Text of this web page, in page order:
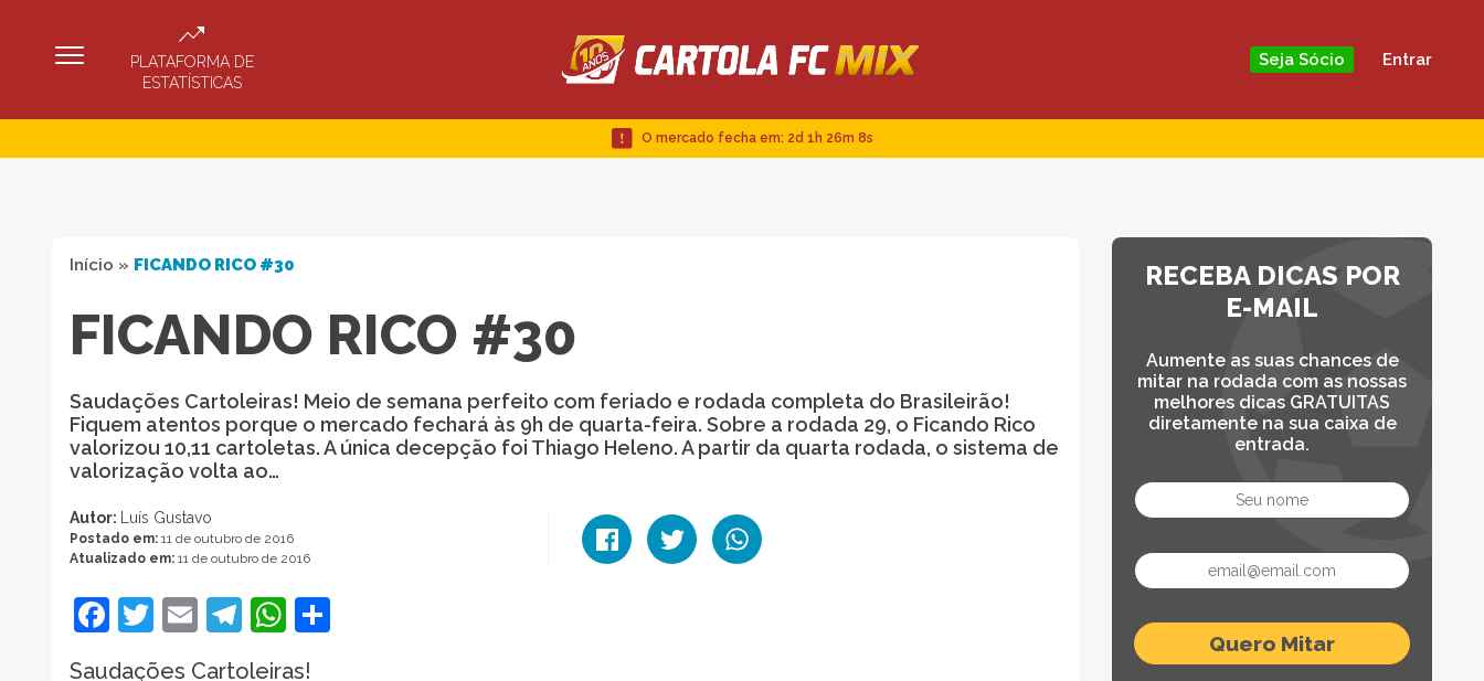
PLATAFORMA DE
ESTATÍSTICAS
Seja Sócio Entrar
O mercado fecha em: 2d 1h 26m 7s
Início » FICANDO RICO #30
FICANDO RICO #30
Saudações Cartoleiras! Meio de semana perfeito com feriado e rodada completa do Brasileirão!
Fiquem atentos porque o mercado fechará às 9h de quarta-feira. Sobre a rodada 29, o Ficando Rico
valorizou 10,11 cartoletas. A única decepção foi Thiago Heleno. A partir da quarta rodada, o sistema de
valorização volta ao…
Autor: Luís Gustavo
Postado em: 11 de outubro de 2016
Atualizado em: 11 de outubro de 2016
Facebook
Twitter
EmailTelegram
WhatsApp
Saudações Cartoleiras!
RECEBA DICAS POR
E-MAIL
Aumente as suas chances de
mitar na rodada com as nossas
melhores dicas GRATUITAS
diretamente na sua caixa de
entrada.